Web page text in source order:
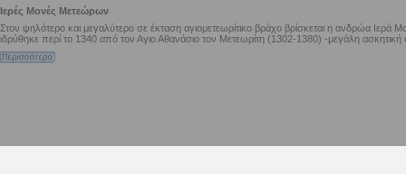
Ιερές Μονές Μετεώρων
Στον ψηλότερο και μεγαλύτερο σε έκταση αγιομετεωρίτικο βράχο βρίσκεται η ανδρώα
ιδρύθηκε περί το 1340 από τον Αγιο Αθανάσιο τον Μετεωρίτη (1302-1380) -μεγάλη